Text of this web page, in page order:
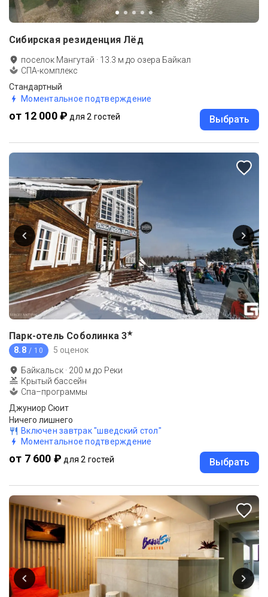
Сибирская резиденция Лёд
поселок Мангутай · 13.3 м до озера Байкал
СПА-комплекс
Стандартный
Моментальное подтверждение
от 12 000 ₽ для 2 гостей Выбрать
Парк-отель Соболинка 3★
8.8 / 10 5 оценок
Байкальск · 200 м до Реки
Крытый бассейн
Спа–программы
Джуниор Сюит
Ничего лишнего
Включен завтрак "шведский стол"
Моментальное подтверждение
от 7 600 ₽ для 2 гостей Выбрать